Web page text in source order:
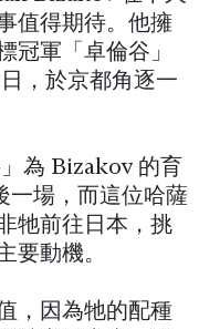
值得期待。他擁
冠軍「卓倫谷」
日，於京都角逐一
為 Bizakov 的育
一場，而這位哈薩
牠前往日本，挑
要動機。
，因為牠的配種